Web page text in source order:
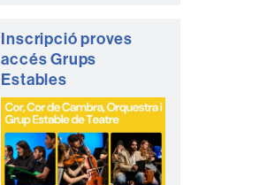
Inscripció proves
accés Grups
Estables